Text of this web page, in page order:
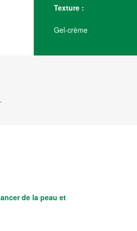
Texture :
Gel-crème
de la peau et